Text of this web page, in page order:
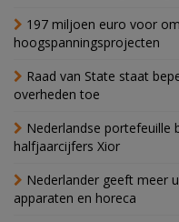
197 miljoen euro voor
hoogspanningsprojecten
Raad van State staat
overheden toe
Nederlandse portefeuille
halfjaarcijfers Xior
Nederlander geeft meer
apparaten en horeca